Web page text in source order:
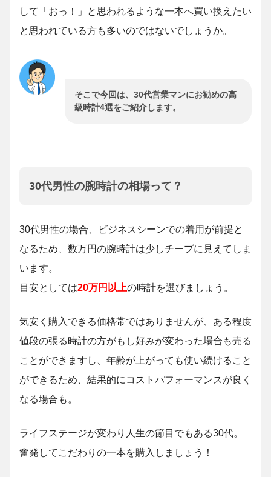
して「おっ！」と思われるような一本へ買い換えたい
と思われている方も多いのではないでしょうか。
そこで今回は、30代営業マンにお勧めの高
級時計4選をご紹介します。
30代男性の腕時計の相場って？
30代男性の場合、ビジネスシーンでの着用が前提と
なるため、数万円の腕時計は少しチープに見えてしま
います。
目安としては20万円以上の時計を選びましょう。
気安く購入できる価格帯ではありませんが、ある程度
値段の張る時計の方がもし好みが変わった場合も売る
ことができますし、年齢が上がっても使い続けること
ができるため、結果的にコストパフォーマンスが良く
なる場合も。
ライフステージが変わり人生の節目でもある30代。
奮発してこだわりの一本を購入しましょう！